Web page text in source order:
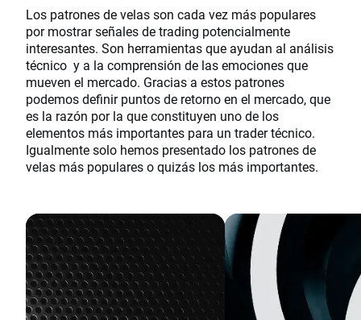
Los patrones de velas son cada vez más populares
por mostrar señales de trading potencialmente
interesantes. Son herramientas que ayudan al análisis
técnico y a la comprensión de las emociones que
mueven el mercado. Gracias a estos patrones
podemos definir puntos de retorno en el mercado, que
es la razón por la que constituyen uno de los
elementos más importantes para un trader técnico.
Igualmente solo hemos presentado los patrones de
velas más populares o quizás los más importantes.